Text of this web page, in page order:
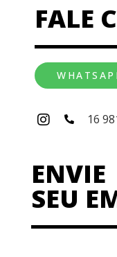
FALE
16
ENVIE
SEU